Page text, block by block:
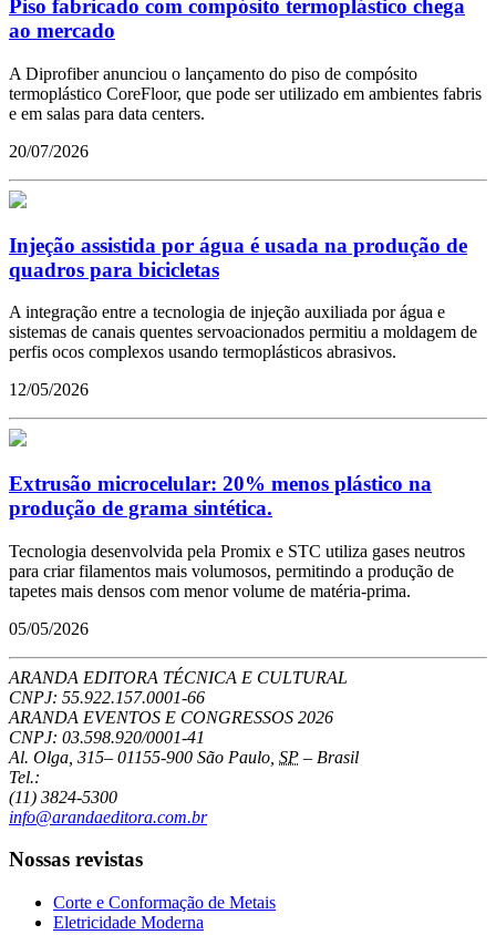
Piso fabricado com compósito termoplástico chega
ao mercado
A Diprofiber anunciou o lançamento do piso de compósito
termoplástico CoreFloor, que pode ser utilizado em ambientes fabris
e em salas para data centers.
20/07/2026
Injeção assistida por água é usada na produção de
quadros para bicicletas
A integração entre a tecnologia de injeção auxiliada por água e
sistemas de canais quentes servoacionados permitiu a moldagem de
perfis ocos complexos usando termoplásticos abrasivos.
12/05/2026
Extrusão microcelular: 20% menos plástico na
produção de grama sintética.
Tecnologia desenvolvida pela Promix e STC utiliza gases neutros
para criar filamentos mais volumosos, permitindo a produção de
tapetes mais densos com menor volume de matéria-prima.
05/05/2026
ARANDA EDITORA TÉCNICA E CULTURAL
CNPJ: 55.922.157.0001-66
ARANDA EVENTOS E CONGRESSOS 2026
CNPJ: 03.598.920/0001-41
Al. Olga, 315– 01155-900 São Paulo SP – Brasil
Tel.:
(11) 3824-5300
info@arandaeditora.com.br
Nossas revistas
Corte e Conformação de Metais
Eletricidade Moderna